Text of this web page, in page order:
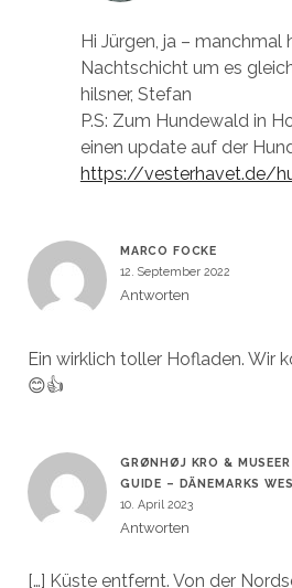
Hi Jürgen, ja – manchmal
Nachtschicht um es
hilsner, Stefan
P.S: Zum Hundewald in
einen update auf der
https://vesterhavet.de/
MARCO FOCKE
12. September 2022
Antworten
Ein wirklich toller Hofladen. Wir
😊👍
GRØNHØJ KRO &
GUIDE – DÄNEMARKS
10. April 2023
Antworten
[…] Küste entfernt. Von der